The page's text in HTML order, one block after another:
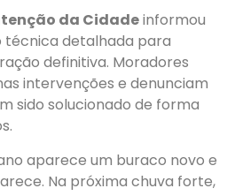
da Cidadeinformou
técnica detalhada para
definitiva. Moradores
intervenções e denunciam
sido solucionado de forma
aparece um buraco novo e
Na próxima chuva forte,